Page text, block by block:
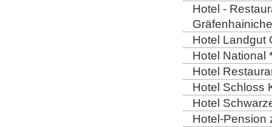
Hotel -
Hotel Landgut
Hotel National
Hotel
Hotel Schloss
Hotel
Hotel-Pension